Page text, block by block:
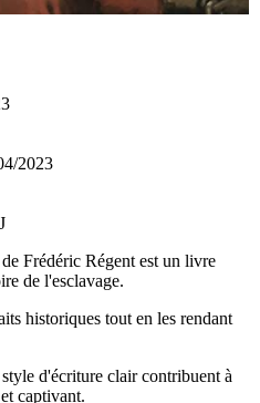
2023
Frédéric Régent est un livre
de l'esclavage.
historiques tout en les rendant
d'écriture clair contribuent à
captivant.